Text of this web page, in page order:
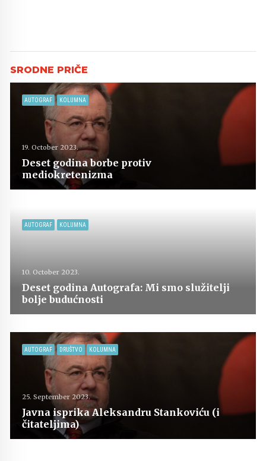
AUTOGRAF KOLUMNA
19. October 2023.
Deset godina borbe protiv
mediokretenizma
AUTOGRAF KOLUMNA
10. October 2023.
Deset godina Autografa: Mi smo služitelji
bolje budućnosti
AUTOGRAF DRUŠTVO KOLUMNA
25. September 2023.
Javna isprika Aleksandru Stankoviću (i
čitateljima)